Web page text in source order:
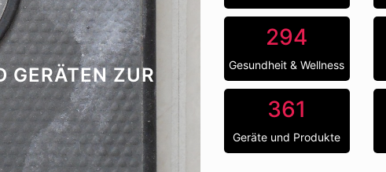
GERÄTEN ZUR
294
Gesundheit & Wellness
361
Geräte und Produkte